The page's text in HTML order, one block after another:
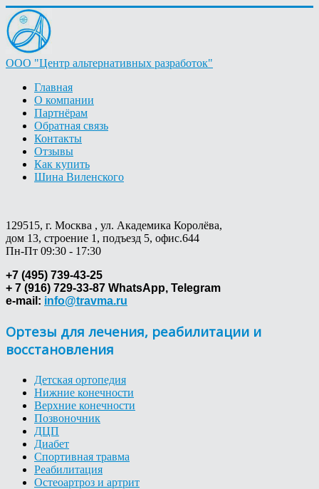
ООО "Центр альтернативных разработок"
Главная
О компании
Партнёрам
Обратная связь
Контакты
Отзывы
Как купить
Шина Виленского
129515, г. Москва , ул. Академика Королёва,
дом 13, строение 1, подъезд 5, офис.644
Пн-Пт 09:30 - 17:30
+7 (495) 739-43-25
+ 7 (916) 729-33-87 WhatsApp, Telegram
e-mail: info@travma.ru
Ортезы для лечения, реабилитации и
восстановления
Детская ортопедия
Нижние конечности
Верхние конечности
Позвоночник
ДЦП
Диабет
Спортивная травма
Реабилитация
Остеоартроз и артрит